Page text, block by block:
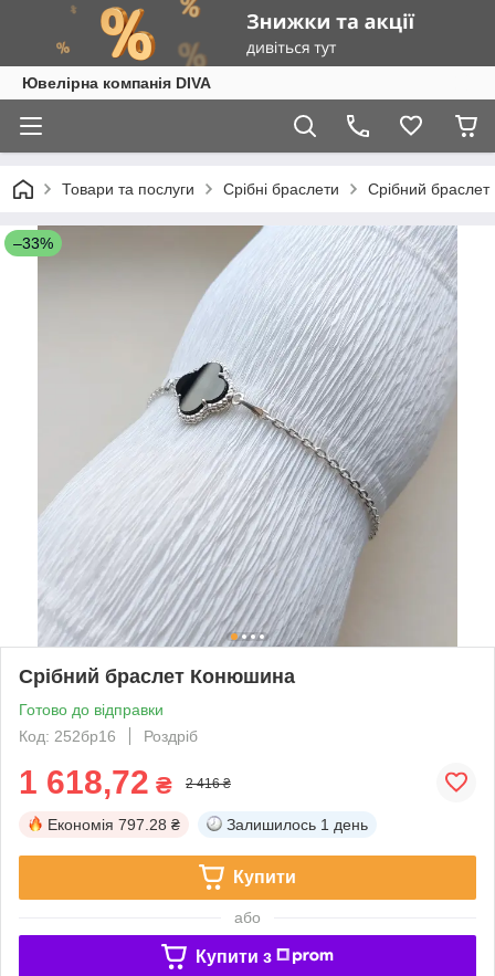
Ювелірна компанія DIVA
Товари та послуги Срібні браслети Срібний
–33%
Срібний браслет Конюшина
Готово до відправки
Код: 252бр16
Роздріб
1 618,72 ₴ 2 416 ₴
Економія 797.28 ₴ Залишилось 1 день
Купити
або
Купити з